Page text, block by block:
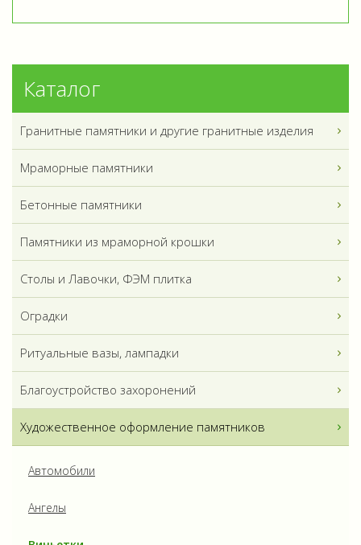
Каталог
Гранитные памятники и другие гранитные изделия
Мраморные памятники
Бетонные памятники
Памятники из мраморной крошки
Столы и Лавочки, ФЭМ плитка
Оградки
Ритуальные вазы, лампадки
Благоустройство захоронений
Художественное оформление памятников
Автомобили
Ангелы